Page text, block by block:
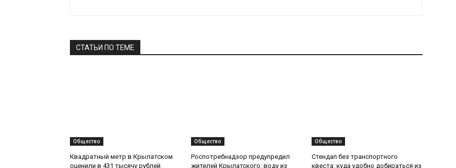
СТАТЬИ ПО ТЕМЕ
Общество
Квадратный метр в Крылатском
оценили в 431 тысячу рублей
Общество
Роспотребнадзор предупредил
жителей Крылатского: воду из
Общество
Стендап без транспортного
квеста: куда удобно добираться из